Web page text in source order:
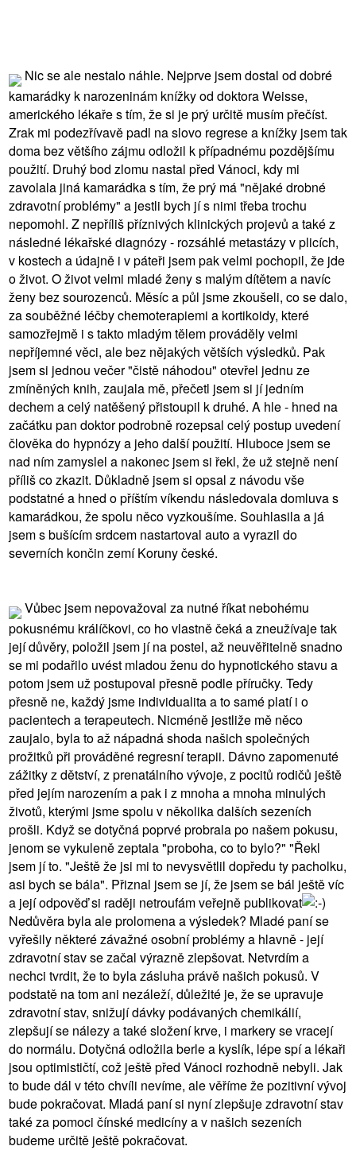
Nic se ale nestalo náhle. Nejprve jsem dostal od dobré
kamarádky k narozeninám knížky od doktora Weisse,
amerického lékaře s tím, že si je prý určitě musím přečíst.
Zrak mi podezřívavě padl na slovo regrese a knížky jsem tak
doma bez většího zájmu odložil k případnému pozdějšímu
použití. Druhý bod zlomu nastal před Vánoci, kdy mi
zavolala jiná kamarádka s tím, že prý má "nějaké drobné
zdravotní problémy" a jestli bych jí s nimi třeba trochu
nepomohl. Z nepříliš příznivých klinických projevů a také z
následné lékařské diagnózy - rozsáhlé metastázy v plicích,
v kostech a údajně i v páteři jsem pak velmi pochopil, že jde
o život. O život velmi mladé ženy s malým dítětem a navíc
ženy bez sourozenců. Měsíc a půl jsme zkoušeli, co se dalo,
za souběžné léčby chemoterapiemi a kortikoidy, které
samozřejmě i s takto mladým tělem prováděly velmi
nepříjemné věci, ale bez nějakých větších výsledků. Pak
jsem si jednou večer "čistě náhodou" otevřel jednu ze
zmíněných knih, zaujala mě, přečetl jsem si jí jedním
dechem a celý natěšený přistoupil k druhé. A hle - hned na
začátku pan doktor podrobně rozepsal celý postup uvedení
člověka do hypnózy a jeho další použití. Hluboce jsem se
nad ním zamyslel a nakonec jsem si řekl, že už stejně není
příliš co zkazit. Důkladně jsem si opsal z návodu vše
podstatné a hned o příštím víkendu následovala domluva s
kamarádkou, že spolu něco vyzkoušíme. Souhlasila a já
jsem s bušícím srdcem nastartoval auto a vyrazil do
severních končin zemí Koruny české.
Vůbec jsem nepovažoval za nutné říkat nebohému
pokusnému králíčkovi, co ho vlastně čeká a zneužívaje tak
její důvěry, položil jsem jí na postel, až neuvěřitelně snadno
se mi podařilo uvést mladou ženu do hypnotického stavu a
potom jsem už postupoval přesně podle příručky. Tedy
přesně ne, každý jsme individualita a to samé platí i o
pacientech a terapeutech. Nicméně jestliže mě něco
zaujalo, byla to až nápadná shoda našich společných
prožitků při prováděné regresní terapii. Dávno zapomenuté
zážitky z dětství, z prenatálního vývoje, z pocitů rodičů ještě
před jejím narozením a pak i z mnoha a mnoha minulých
životů, kterými jsme spolu v několika dalších sezeních
prošli. Když se dotyčná poprvé probrala po našem pokusu,
jenom se vykuleně zeptala "proboha, co to bylo?" "Řekl
jsem jí to. "Ještě že jsi mi to nevysvětlil dopředu ty pacholku,
asi bych se bála". Přiznal jsem se jí, že jsem se bál ještě víc
a její odpověď si raději netroufám veřejně publikovat
Nedůvěra byla ale prolomena a výsledek? Mladé paní se
vyřešily některé závažné osobní problémy a hlavně - její
zdravotní stav se začal výrazně zlepšovat. Netvrdím a
nechci tvrdit, že to byla zásluha právě našich pokusů. V
podstatě na tom ani nezáleží, důležité je, že se upravuje
zdravotní stav, snižují dávky podávaných chemikálií,
zlepšují se nálezy a také složení krve, i markery se vracejí
do normálu. Dotyčná odložila berle a kyslík, lépe spí a lékaři
jsou optimističtí, což ještě před Vánoci rozhodně nebyli. Jak
to bude dál v této chvíli nevíme, ale věříme že pozitivní vývoj
bude pokračovat. Mladá paní si nyní zlepšuje zdravotní stav
také za pomoci čínské medicíny a v našich sezeních
budeme určitě ještě pokračovat.